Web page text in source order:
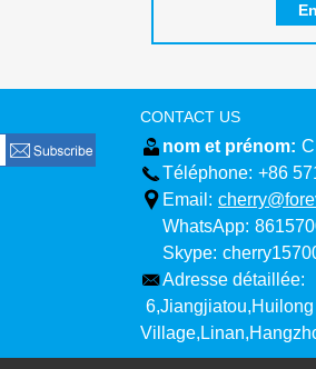
CONTACT US
nom et prénom:
Téléphone: +86
Email:
WhatsApp:
Skype:
Adresse détaillée:
6,Jiangjiatou,Huilong